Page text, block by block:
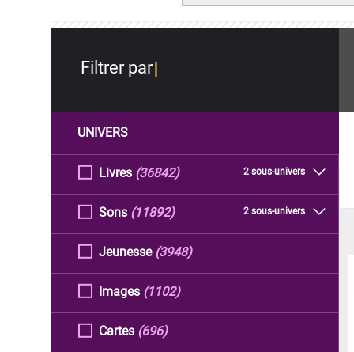
Filtrer par
UNIVERS
Livres 2 sous-univers
(36842)
Sons 2 sous-univers
(11892)
Jeunesse (3948)
Images (1102)
Cartes (696)